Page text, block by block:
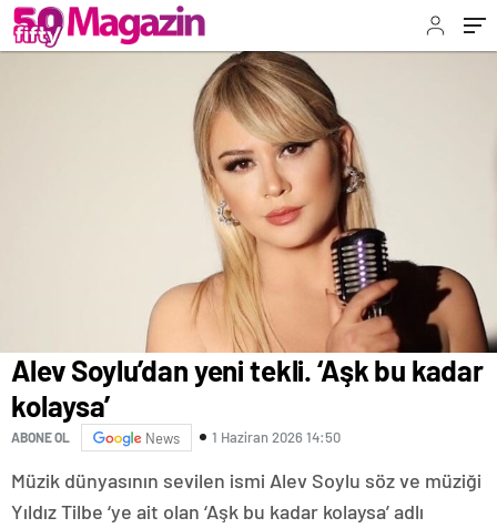
Alev Soylu’dan yeni tekli. ‘Aşk bu kadar
kolaysa’
ABONE OL News 1 Haziran 2026 14:50
Müzik dünyasının sevilen ismi Alev Soylu söz ve müziği
Yıldız Tilbe ‘ye ait olan ‘Aşk bu kadar kolaysa’ adlı